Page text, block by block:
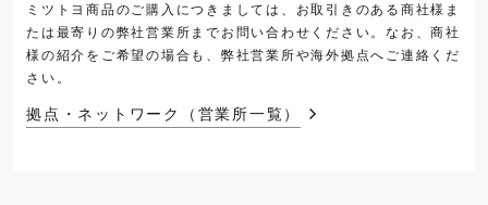
ミツトヨ商品のご購入につきましては、お取引きのある商社様ま
たは最寄りの弊社営業所までお問い合わせください。なお、商社
様の紹介をご希望の場合も、弊社営業所や海外拠点へご連絡くだ
さい。
拠点・ネットワーク（営業所一覧）